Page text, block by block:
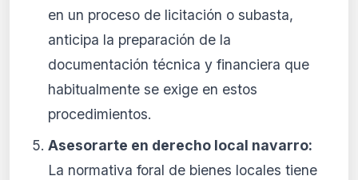
en un proceso de licitación o subasta,
anticipa la preparación de la
documentación técnica y financiera que
habitualmente se exige en estos
procedimientos.
Asesorarte en derecho local navarro:
La normativa foral de bienes locales tiene